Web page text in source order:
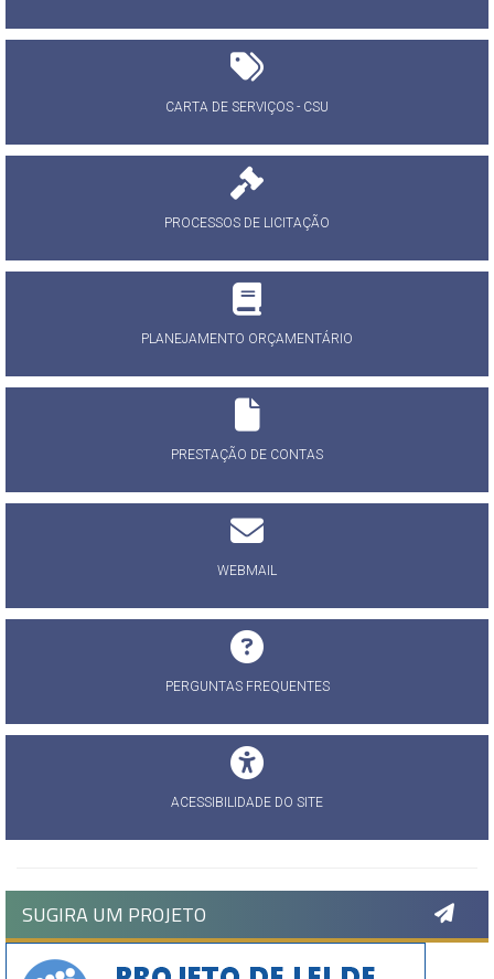
CARTA DE SERVIÇOS - CSU
PROCESSOS DE LICITAÇÃO
PLANEJAMENTO ORÇAMENTÁRIO
PRESTAÇÃO DE CONTAS
WEBMAIL
PERGUNTAS FREQUENTES
ACESSIBILIDADE DO SITE
SUGIRA UM PROJETO